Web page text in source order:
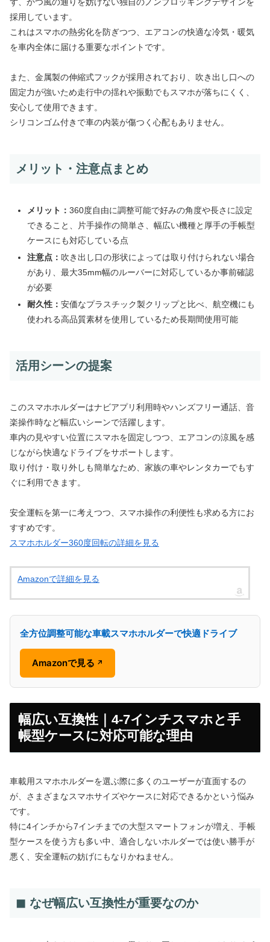
採用しています。
これはスマホの熱劣化を防ぎつつ、エアコンの快適な冷気・暖気
を車内全体に届ける重要なポイントです。
また、金属製の伸縮式フックが採用されており、吹き出し口への
固定力が強いため走行中の揺れや振動でもスマホが落ちにくく、
安心して使用できます。
シリコンゴム付きで車の内装が傷つく心配もありません。
メリット・注意点まとめ
メリット： 360度自由に調整可能で好みの角度や長さに設定
できること、片手操作の簡単さ、幅広い機種と厚手の手帳型
ケースにも対応している点
注意点： 吹き出し口の形状によっては取り付けられない場合
があり、最大35mm幅のルーバーに対応しているか事前確認
が必要
耐久性： 安価なプラスチック製クリップと比べ、航空機にも
使われる高品質素材を使用しているため長期間使用可能
活用シーンの提案
このスマホホルダーはナビアプリ利用時やハンズフリー通話、音
楽操作時など幅広いシーンで活躍します。
車内の見やすい位置にスマホを固定しつつ、エアコンの涼風を感
じながら快適なドライブをサポートします。
取り付け・取り外しも簡単なため、家族の車やレンタカーでもす
ぐに利用できます。
安全運転を第一に考えつつ、スマホ操作の利便性も求める方にお
すすめです。
スマホホルダー360度回転の詳細を見る
Amazonで詳細を見る
全方位調整可能な車載スマホホルダーで快適ドライブ
Amazonで見る ↗
幅広い互換性｜4-7インチスマホと手
帳型ケースに対応可能な理由
車載用スマホホルダーを選ぶ際に多くのユーザーが直面するの
が、さまざまなスマホサイズやケースに対応できるかという悩み
です。
特に4インチから7インチまでの大型スマートフォンが増え、手帳
型ケースを使う方も多い中、適合しないホルダーでは使い勝手が
悪く、安全運転の妨げにもなりかねません。
◼ なぜ幅広い互換性が重要なのか